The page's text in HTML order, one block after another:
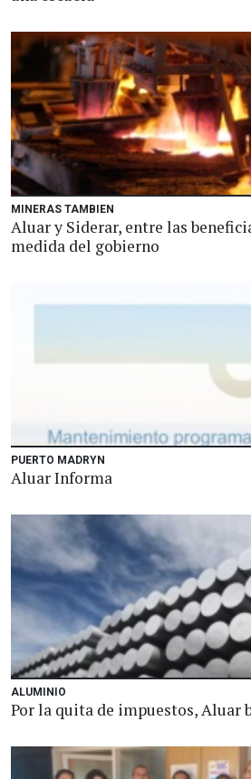
MINERAS TAMBIEN
Aluar y Siderar, entre las
medida del gobierno
PUERTO MADRYN
Aluar Informa
ALUMINIO
Por la quita de impuestos, Aluar